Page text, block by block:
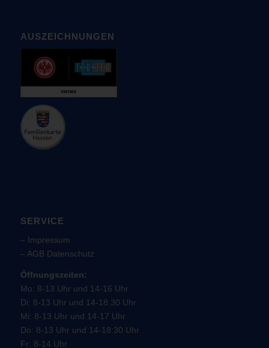
AUSZEICHNUNGEN
SERVICE
– Impressum
–AGB Datenschutz
Öffnungszeiten:
Mo: 8-13 Uhr und 14-16 Uhr
Di: 8-13 Uhr und 14-18:30 Uhr
Mi: 8-13 Uhr und 14-17 Uhr
Do: 8-13 Uhr und 14-18:30 Uhr
Fr: 8-14 Uhr